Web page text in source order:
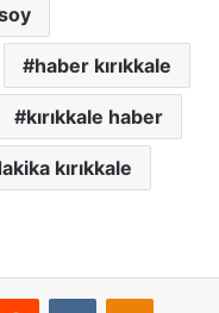
haber kırıkkale
kırıkkale haber
kırıkkale